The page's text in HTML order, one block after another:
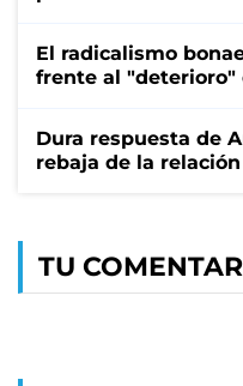
El radicalismo
frente al "deterioro"
Dura respuesta de
rebaja de la
TU